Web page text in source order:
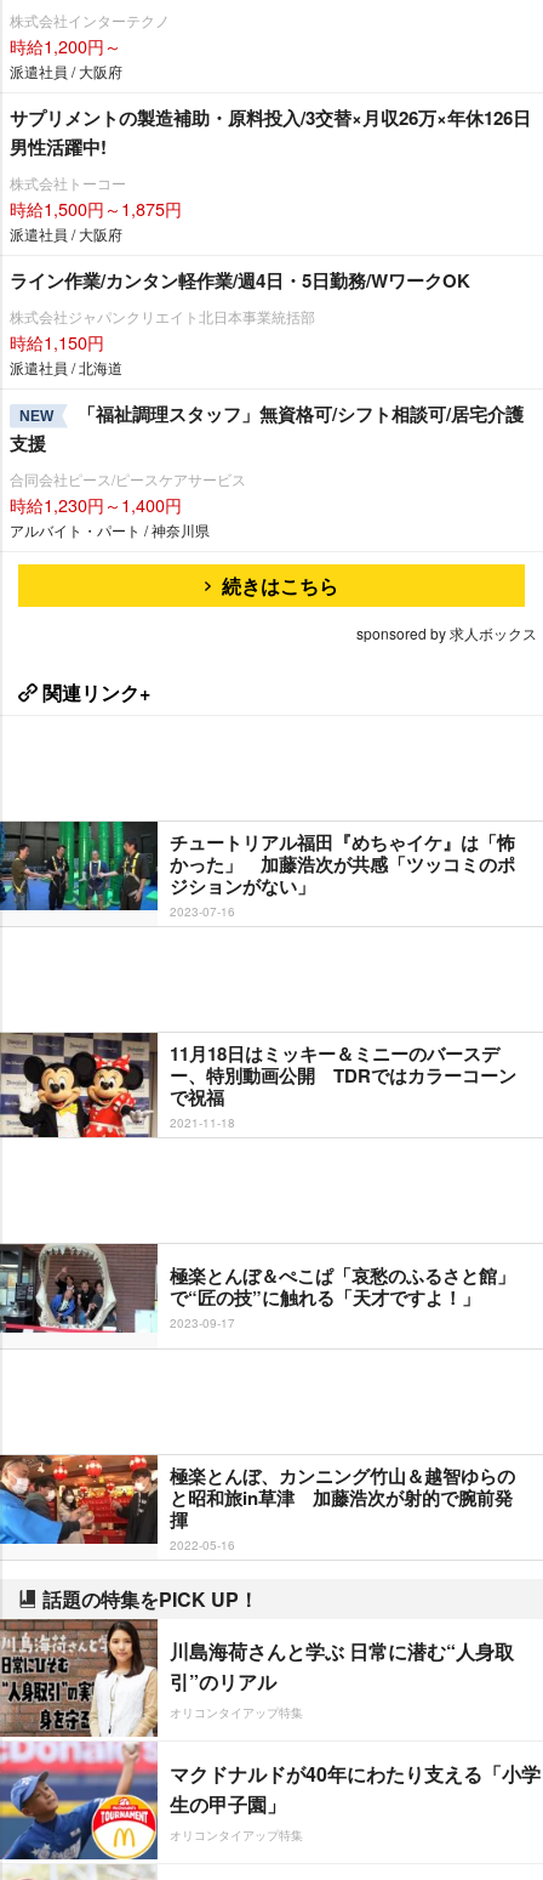
株式会社インターテクノ
時給1,200円～
派遣社員 / 大阪府
サプリメントの製造補助・原料投入/3交替×月収26万×年休126日
男性活躍中!
株式会社トーコー
時給1,500円～1,875円
派遣社員 / 大阪府
ライン作業/カンタン軽作業/週4日・5日勤務/WワークOK
株式会社ジャパンクリエイト北日本事業統括部
時給1,150円
派遣社員 / 北海道
NEW
「福祉調理スタッフ」無資格可/シフト相談可/居宅介護
支援
合同会社ピース/ピースケアサービス
時給1,230円～1,400円
アルバイト・パート / 神奈川県
続きはこちら
sponsored by 求人ボックス
関連リンク+
チュートリアル福田『めちゃイケ』は「怖
かった」 加藤浩次が共感「ツッコミのポ
ジションがない」
2023-07-16
11月18日はミッキー＆ミニーのバースデ
ー、特別動画公開 TDRではカラーコーン
で祝福
2021-11-18
極楽とんぼ＆ぺこぱ「哀愁のふるさと館」
で“匠の技”に触れる「天才ですよ！」
2023-09-17
極楽とんぼ、カンニング竹山＆越智ゆらの
と昭和旅in草津 加藤浩次が射的で腕前発
揮
2022-05-16
話題の特集をPICK UP！
川島海荷さんと学ぶ 日常に潜む“人身取
引”のリアル
オリコンタイアップ特集
マクドナルドが40年にわたり支える「小学
生の甲子園」
オリコンタイアップ特集